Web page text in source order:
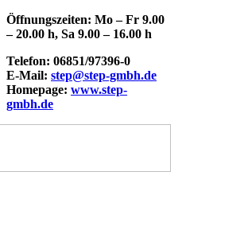
Öffnungszeiten: Mo – Fr 9.00
– 20.00 h, Sa 9.00 – 16.00 h
Telefon: 06851/97396-0
E-Mail: step@step-gmbh.de
Homepage: www.step-
gmbh.de